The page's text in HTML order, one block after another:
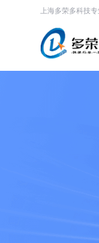
上海多荣多科技